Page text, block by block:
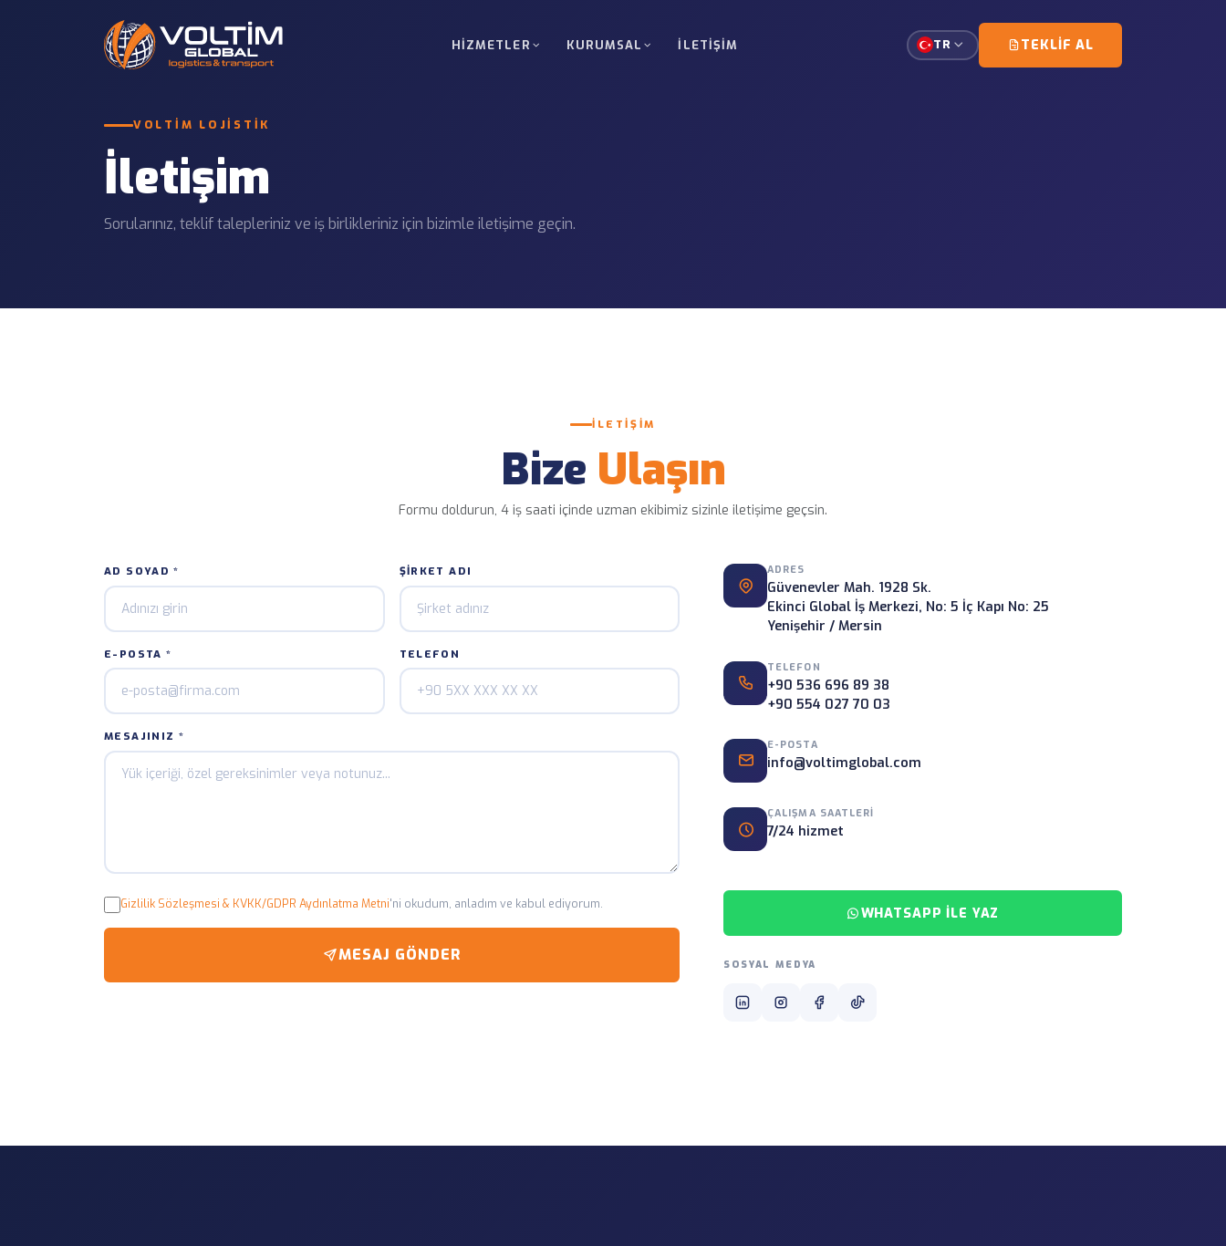
HIZMETLER
Karayolu Taşımacılığı
Gümrükleme Hizmetleri
Sevkiyat boyunca araç konumu ve düzenli bilgi akışı.
KURUMSAL İLETIŞIM TR TEKLIF AL
VOLTIM LOJISTIK
İletişim
Sorularınız, teklif talepleriniz ve iş birlikleriniz için bizimle iletişime geçin.
İLETIŞIM
Bize Ulaşın
Formu doldurun, 4 iş saati içinde uzman ekibimiz sizinle iletişime geçsin.
AD SOYAD * ŞIRKET ADI
E-POSTA * TELEFON
MESAJINIZ *
Gizlilik Sözleşmesi & KVKK/GDPR Aydınlatma Metni'ni okudum, anladım ve kabul ediyorum.
MESAJ GÖNDER
ADRES
Güvenevler Mah. 1928 Sk.
Ekinci Global İş Merkezi, No: 5 İç Kapı No: 25
Yenişehir / Mersin
TELEFON
+90 536 696 89 38
+90 554 027 70 03
E-POSTA
info@voltimglobal.com
ÇALIŞMA SAATLERI
7/24 hizmet
WHATSAPP ILE YAZ
SOSYAL MEDYA